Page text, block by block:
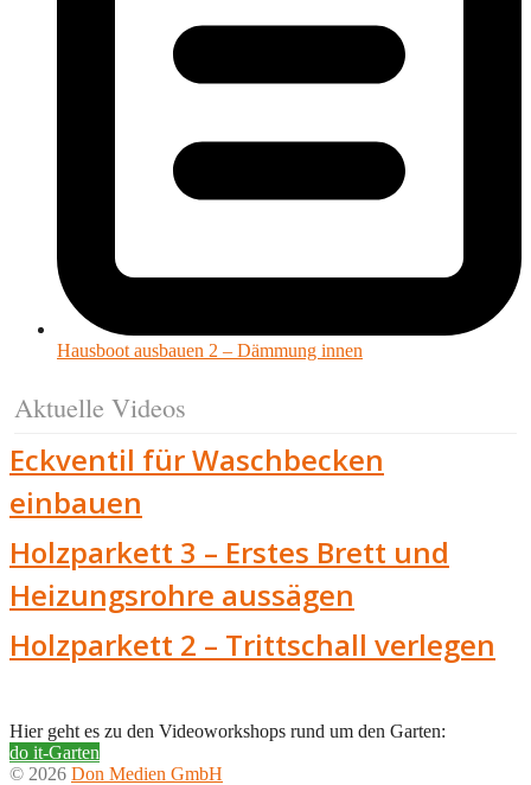
Hausboot ausbauen 2 – Dämmung innen
Aktuelle Videos
Eckventil für Waschbecken
einbauen
Holzparkett 3 – Erstes Brett und
Heizungsrohre aussägen
Holzparkett 2 – Trittschall verlegen
Hier geht es zu den Videoworkshops rund um den Garten:
do it-Garten
© 2026 Don Medien GmbH